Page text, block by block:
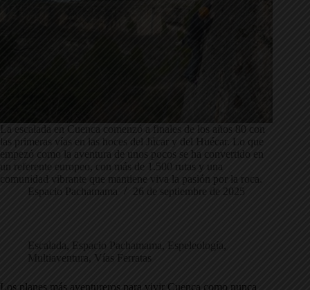
La escalada en Cuenca comenzó a finales de los años 80 con
las primeras vías en las hoces del Júcar y del Huécar. Lo que
empezó como la aventura de unos pocos se ha convertido en
un referente europeo, con más de 1.500 rutas y una
comunidad vibrante que mantiene viva la pasión por la roca.
Espacio Pachamama
26 de septiembre de 2025
Escalada , Espacio Pachamama, Espeleología,
Multiaventura , Vías Ferratas
Los planes más aventureros para vivir Cuenca como nunca